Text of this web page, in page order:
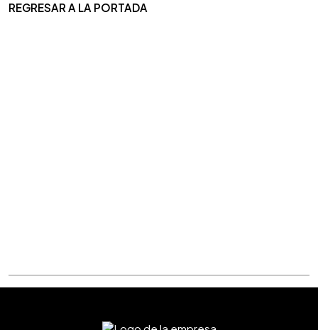
REGRESAR A LA PORTADA